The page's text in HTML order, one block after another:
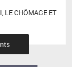
LE CHÔMAGE ET